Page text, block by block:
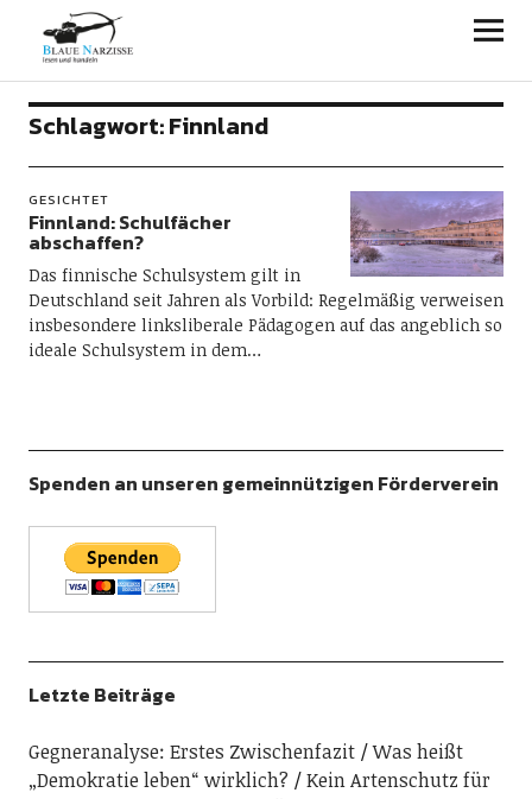
Blaue Narzisse
Schlagwort:Finnland
GESICHTET
Finnland: Schulfächer
abschaffen?
Das finnische Schulsystem gilt in
Deutschland seit Jahren als Vorbild: Regelmäßig verweisen
insbesondere linksliberale Pädagogen auf das angeblich so
ideale Schulsystem in dem…
Spenden an unseren gemeinnützigen Förderverein
Letzte Beiträge
Gegneranalyse: Erstes Zwischenfazit
Was heißt
„Demokratie leben“ wirklich?
Kein Artenschutz für